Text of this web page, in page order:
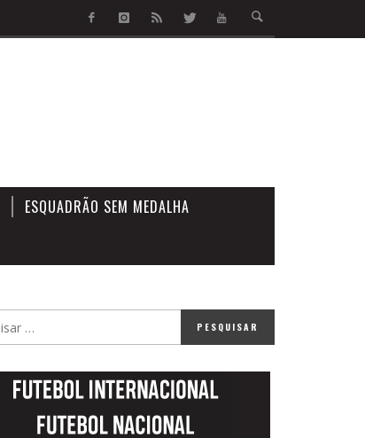
ESQUADRÃO SEM MEDALHA